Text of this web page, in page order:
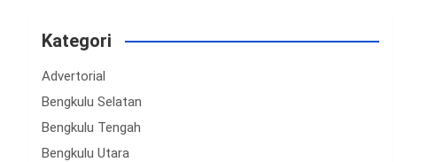
Kategori
Advertorial
Bengkulu Selatan
Bengkulu Tengah
Bengkulu Utara